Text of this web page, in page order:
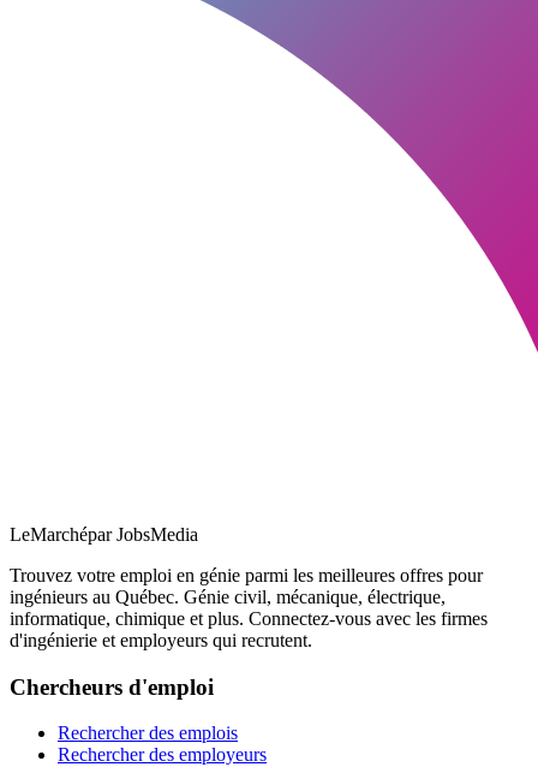
LeMarchépar JobsMedia
Trouvez votre emploi en génie parmi les meilleures offres pour
ingénieurs au Québec. Génie civil, mécanique, électrique,
informatique, chimique et plus. Connectez-vous avec les firmes
d'ingénierie et employeurs qui recrutent.
Chercheurs d'emploi
Rechercher des emplois
Rechercher des employeurs